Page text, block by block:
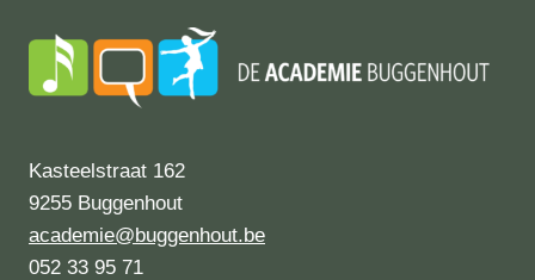
Kasteelstraat 162
9255 Buggenhout
academie@buggenhout.be
052 33 95 71